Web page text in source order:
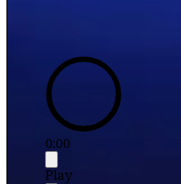
0:00
Play